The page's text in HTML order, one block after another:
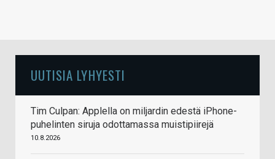
UUTISIA LYHYESTI
Tim Culpan: Applella on miljardin edestä iPhone-
puhelinten siruja odottamassa muistipiirejä
10.8.2026